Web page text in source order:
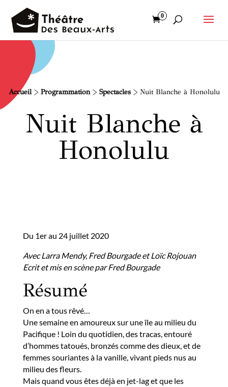
0
Accueil> Programmation> Spectacles> Nuit Blanche à Honolulu
Nuit Blanche à
Honolulu
Du 1er au 24 juillet 2020
Avec Larra Mendy, Fred Bourgade et Loïc Rojouan
Ecrit et mis en scène par Fred Bourgade
Résumé
On en a tous rêvé…
Une semaine en amoureux sur une île au milieu du
Pacifique ! Loin du quotidien, des tracas, entouré
d’hommes tatoués, bronzés comme des dieux, et de
femmes souriantes à la vanille, vivant pieds nus au
milieu des fleurs.
Mais quand vous êtes déjà en jet-lag et que les